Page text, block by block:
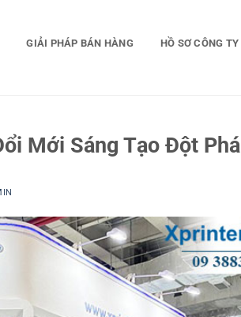
GIẢI PHÁP BÁN HÀNG HỒ SƠ CÔNG TY
Mới Sáng Tạo Đột Phá